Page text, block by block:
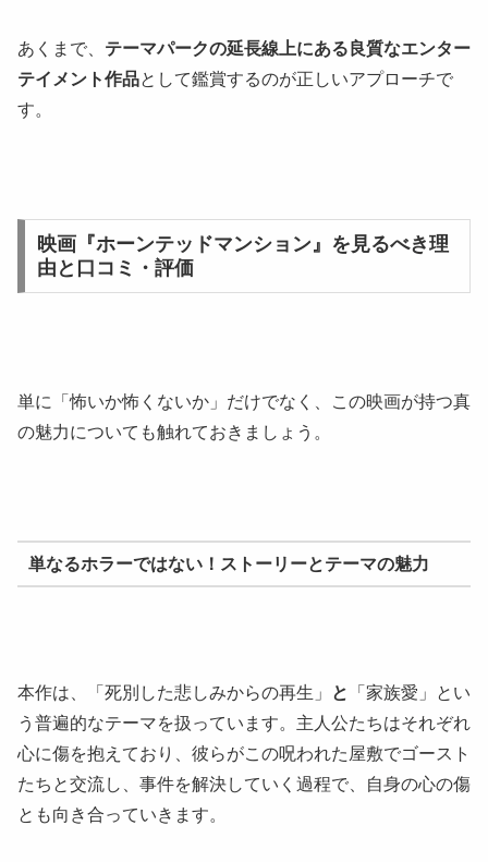
あくまで、 テーマパークの延長線上にある良質なエンター
テイメント作品として鑑賞するのが正しいアプローチで
す。
映画『ホーンテッドマンション』を見るべき理
由と口コミ・評価
単に「怖いか怖くないか」だけでなく、この映画が持つ真
の魅力についても触れておきましょう。
単なるホラーではない！ストーリーとテーマの魅力
本作は、「死別した悲しみからの再生」 と
「家族愛」とい
う普遍的なテーマを扱っています。主人公たちはそれぞれ
心に傷を抱えており、彼らがこの呪われた屋敷でゴースト
たちと交流し、事件を解決していく過程で、自身の心の傷
とも向き合っていきます。